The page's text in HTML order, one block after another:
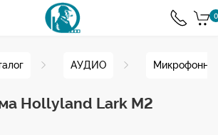
0
АУДИО
Hollyland Lark M2